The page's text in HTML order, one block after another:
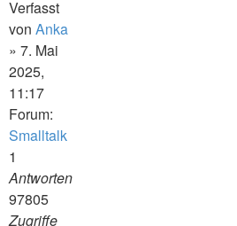
Verfasst
von Anka
» 7. Mai
2025,
11:17
Forum:
Smalltalk
1
Antworten
97805
Zugriffe